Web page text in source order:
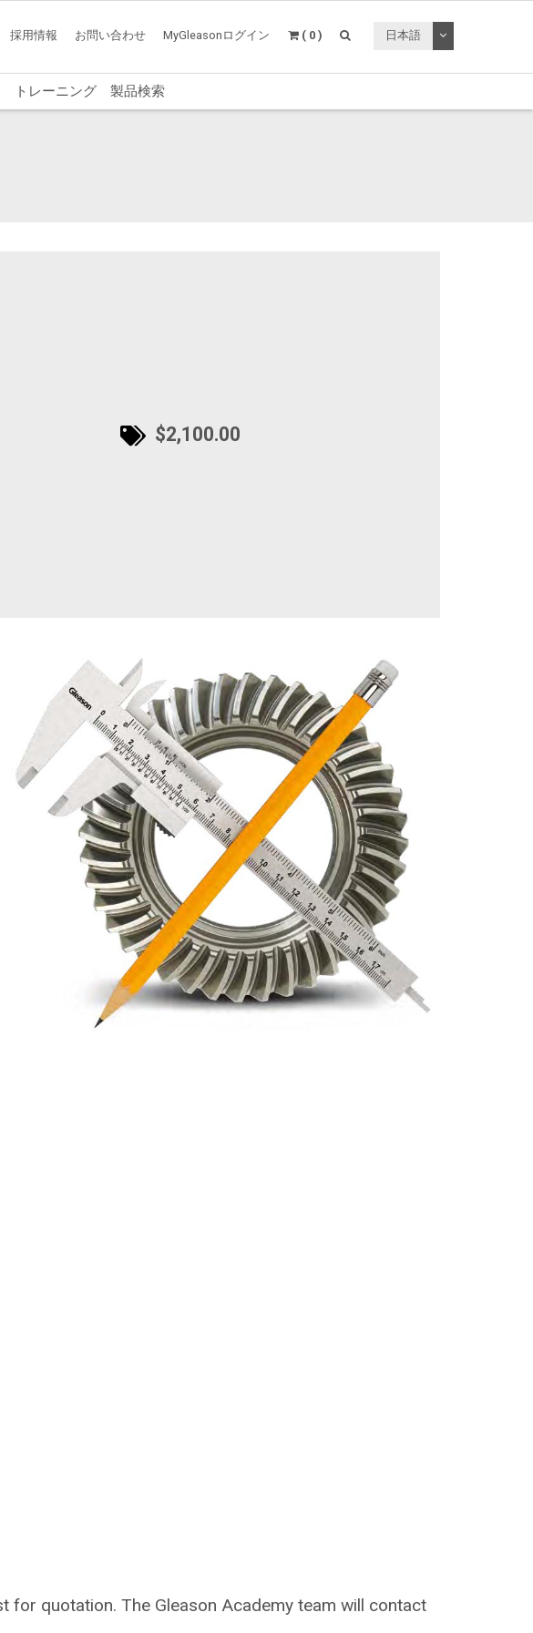
採用情報 お問い合わせ MyGleasonログイン ( 0 ) 日本語 トグルドロップ
トレーニング 製品検索
$2,100.00
quotation. The Gleason Academy team will contact